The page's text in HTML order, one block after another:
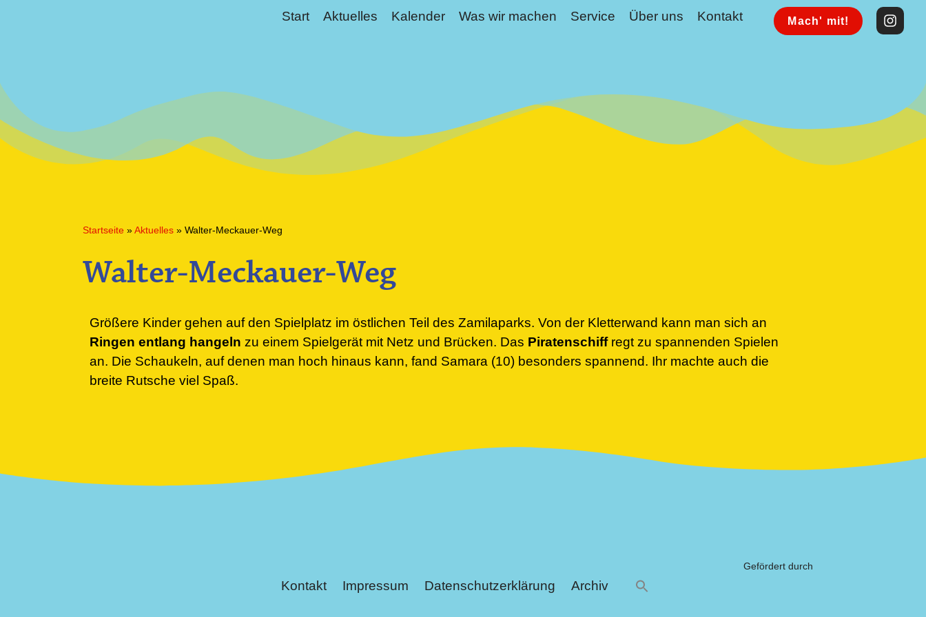
Start Aktuelles Kalender Was wir machen Service Über uns Kontakt Mach' mit!
Startseite »Aktuelles » Walter-Meckauer-Weg
Walter-Meckauer-Weg
Größere Kinder gehen auf den Spielplatz im östlichen Teil des Zamilaparks. Von der Kletterwand kann man sich an
Ringen entlang hangeln zu einem Spielgerät mit Netz und Brücken. Das Piratenschiffregt zu spannenden Spielen
an. Die Schaukeln, auf denen man hoch hinaus kann, fand Samara (10) besonders spannend. Ihr machte auch die
breite Rutsche viel Spaß.
Kontakt Impressum Datenschutzerklärung Archiv
Gefördert durch